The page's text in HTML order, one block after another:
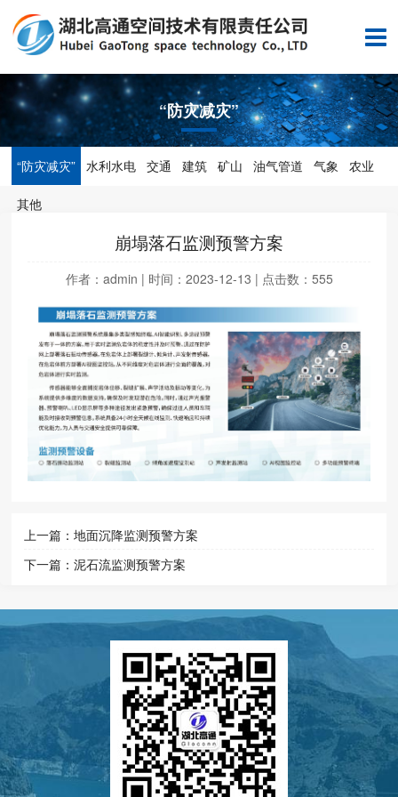
“防灾减灾”
“防灾减灾” 水利水电 交通 建筑 矿山 油气管道 气象 农业
其他
崩塌落石监测预警方案
作者：admin | 时间：2023-12-13 | 点击数： 555
上一篇： 地面沉降监测预警方案
下一篇： 泥石流监测预警方案